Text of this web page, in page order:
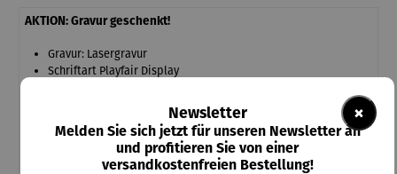
AKTION: Gravur geschenkt!
Gravur: Lasergravur
Schriftart Playfair Display
Kein Umtausch oder Rücknahme bei Designprodukten mit
Gravur möglich.
×
Newsletter
Melden Sie sich jetzt für unseren Newsletter an
und profitieren Sie von einer
versandkostenfreien Bestellung!